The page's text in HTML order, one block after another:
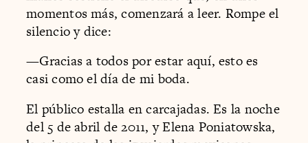
momentos más, comenzará a leer. Rompe el
silencio y dice:
—Gracias a todos por estar aquí, esto es
casi como el día de mi boda.
El público estalla en carcajadas. Es la noche
del 5 de abril de 2011, y Elena Poniatowska,